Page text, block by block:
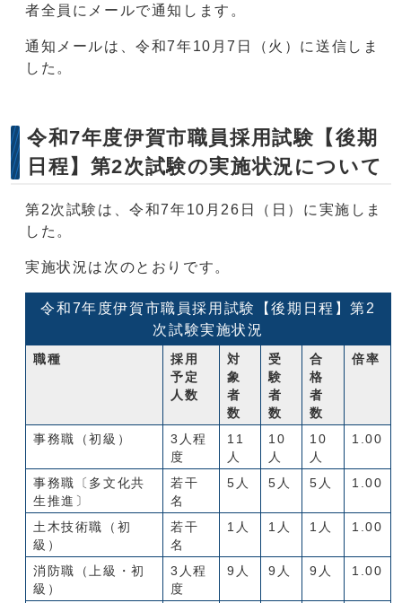
者全員にメールで通知します。
通知メールは、令和7年10月7日（火）に送信しま
した。
令和7年度伊賀市職員採用試験【後期
日程】第2次試験の実施状況について
第2次試験は、令和7年10月26日（日）に実施しま
した。
実施状況は次のとおりです。
令和7年度伊賀市職員採用試験【後期日程】第2
次試験実施状況
職種
採用
予定
人数
対
象
者
数
受
験
者
数
合
格
者
数
倍率
事務職（初級）
3人程
度
11
人
10
人
10
人
1.00
事務職〔多文化共
生推進〕
若干
名
5人 5人 5人 1.00
土木技術職（初
級）
若干
名
1人 1人 1人 1.00
消防職（上級・初
級）
3人程
度
9人 9人 9人 1.00